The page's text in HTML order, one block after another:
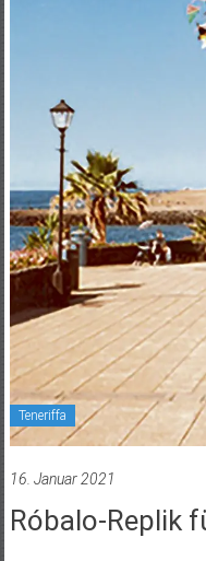
Teneriffa
16. Januar 2021
Róbalo-Replik